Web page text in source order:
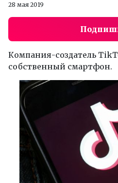
28 мая 2019
Компания-создатель
собственный смартфон.